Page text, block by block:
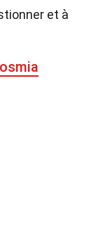
et à